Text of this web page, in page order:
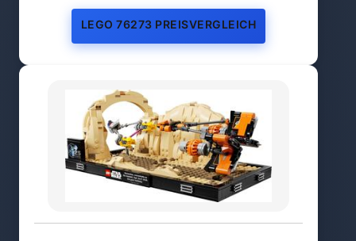
LEGO 76273 PREISVERGLEICH